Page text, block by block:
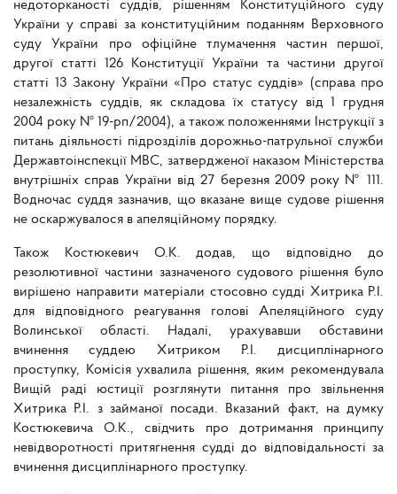
недоторканості суддів, рішенням Конституційного суду
України у справі за конституційним поданням Верховного
суду України про офіційне тлумачення частин першої,
другої статті 126 Конституції України та частини другої
статті 13 Закону України «Про статус суддів» (справа про
незалежність суддів, як складова їх статусу від 1 грудня
2004 року № 19-рп/2004), а також положеннями Інструкції з
питань діяльності підрозділів дорожньо-патрульної служби
Державтоінспекції МВС, затвердженої наказом Міністерства
внутрішніх справ України від 27 березня 2009 року № 111.
Водночас суддя зазначив, що вказане вище судове рішення
не оскаржувалося в апеляційному порядку.
Також Костюкевич О.К. додав, що відповідно до
резолютивної частини зазначеного судового рішення було
вирішено направити матеріали стосовно судді Хитрика Р.І.
для відповідного реагування голові Апеляційного суду
Волинської області. Надалі, урахувавши обставини
вчинення суддею Хитриком Р.І. дисциплінарного
проступку, Комісія ухвалила рішення, яким рекомендувала
Вищій раді юстиції розглянути питання про звільнення
Хитрика Р.І. з займаної посади. Вказаний факт, на думку
Костюкевича О.К., свідчить про дотримання принципу
невідворотності притягнення судді до відповідальності за
вчинення дисциплінарного проступку.